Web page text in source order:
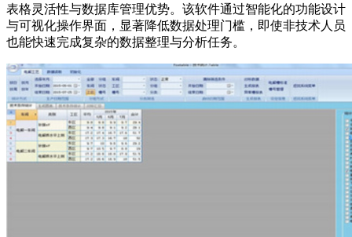
表格灵活性与数据库管理优势。该软件通过智能化的功能设计
与可视化操作界面，显著降低数据处理门槛，即使非技术人员
也能快速完成复杂的数据整理与分析任务。